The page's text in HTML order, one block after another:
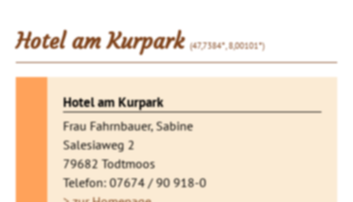
Hotel am Kurpark(47,7384°, 8,00101°)
Hotel am Kurpark
Frau Fahrnbauer, Sabine
Salesiaweg 2
79682 Todtmoos
Telefon: 07674 / 90 918-0